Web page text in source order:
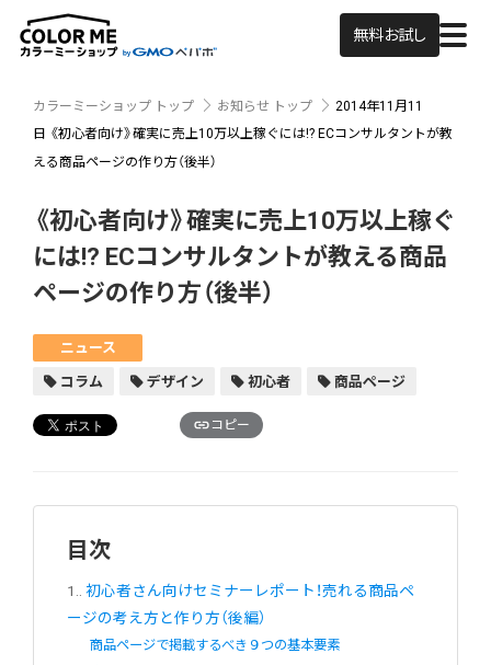
無料お試し
カラーミーショップ トップ お知らせ トップ
2014年11月11
日 《初心者向け》確実に売上10万以上稼ぐには!? ECコンサルタントが教
える商品ページの作り方（後半）
《初心者向け》確実に売上10万以上稼ぐ
には!? ECコンサルタントが教える商品
ページの作り方（後半）
ニュース
コラム デザイン 初心者 商品ページ
コピー
目次
1.
初心者さん向けセミナーレポート！売れる商品ペ
ージの考え方と作り方（後編）
商品ページで掲載するべき９つの基本要素